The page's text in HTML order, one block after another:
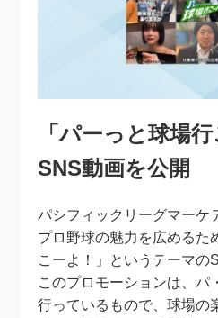
「パーっと球場行
SNS動画を公開
パシフィックリーグマーケ
プロ野球の魅力を広めるた
こーよ！」というテーマの
このプロモーションは、パ
行っているもので、球場の